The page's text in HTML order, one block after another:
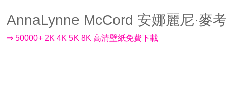
AnnaLynne McCord 安娜麗尼·麥
⇒ 50000+ 2K 4K 5K 8K 高清壁紙免費下載